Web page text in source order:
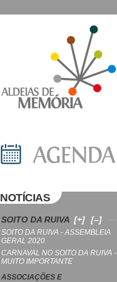
NOTÍCIAS
SOITO DA RUIVA [+] [–]
SOITO DA RUIVA - ASSEMBLEIA
GERAL 2020
CARNAVAL NO SOITO DA RUIVA -
MUITO IMPORTANTE
ASSOCIAÇÕES E